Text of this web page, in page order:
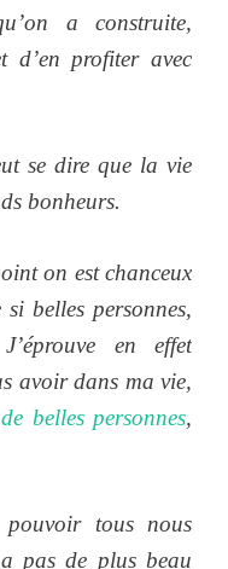
a construite,
d’en profiter avec
se dire que la vie
bonheurs.
on est chanceux
belles personnes,
en effet
avoir dans ma vie,
belles personnes,
tous nous
pas de plus beau